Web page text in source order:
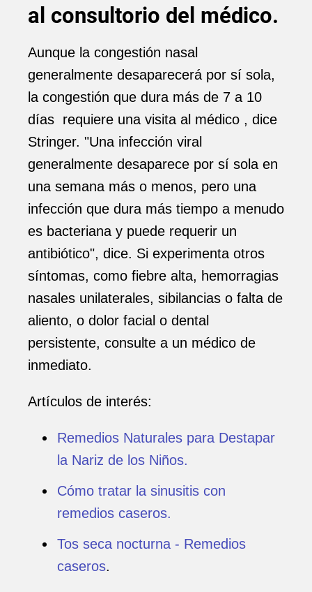
al consultorio del médico.
Aunque la congestión nasal
generalmente desaparecerá por sí sola,
la congestión que dura más de 7 a 10
días requiere una visita al médico , dice
Stringer. "Una infección viral
generalmente desaparece por sí sola en
una semana más o menos, pero una
infección que dura más tiempo a menudo
es bacteriana y puede requerir un
antibiótico", dice. Si experimenta otros
síntomas, como fiebre alta, hemorragias
nasales unilaterales, sibilancias o falta de
aliento, o dolor facial o dental
persistente, consulte a un médico de
inmediato.
Artículos de interés:
Remedios Naturales para Destapar
la Nariz de los Niños.
Cómo tratar la sinusitis con
remedios caseros.
Tos seca nocturna - Remedios
caseros.